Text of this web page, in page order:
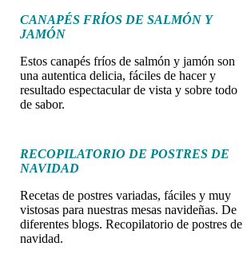
CANAPÉS FRÍOS DE SALMÓN Y
JAMÓN
Estos canapés fríos de salmón y jamón son
una autentica delicia, fáciles de hacer y
resultado espectacular de vista y sobre todo
de sabor.
RECOPILATORIO DE POSTRES DE
NAVIDAD
Recetas de postres variadas, fáciles y muy
vistosas para nuestras mesas navideñas. De
diferentes blogs. Recopilatorio de postres de
navidad.